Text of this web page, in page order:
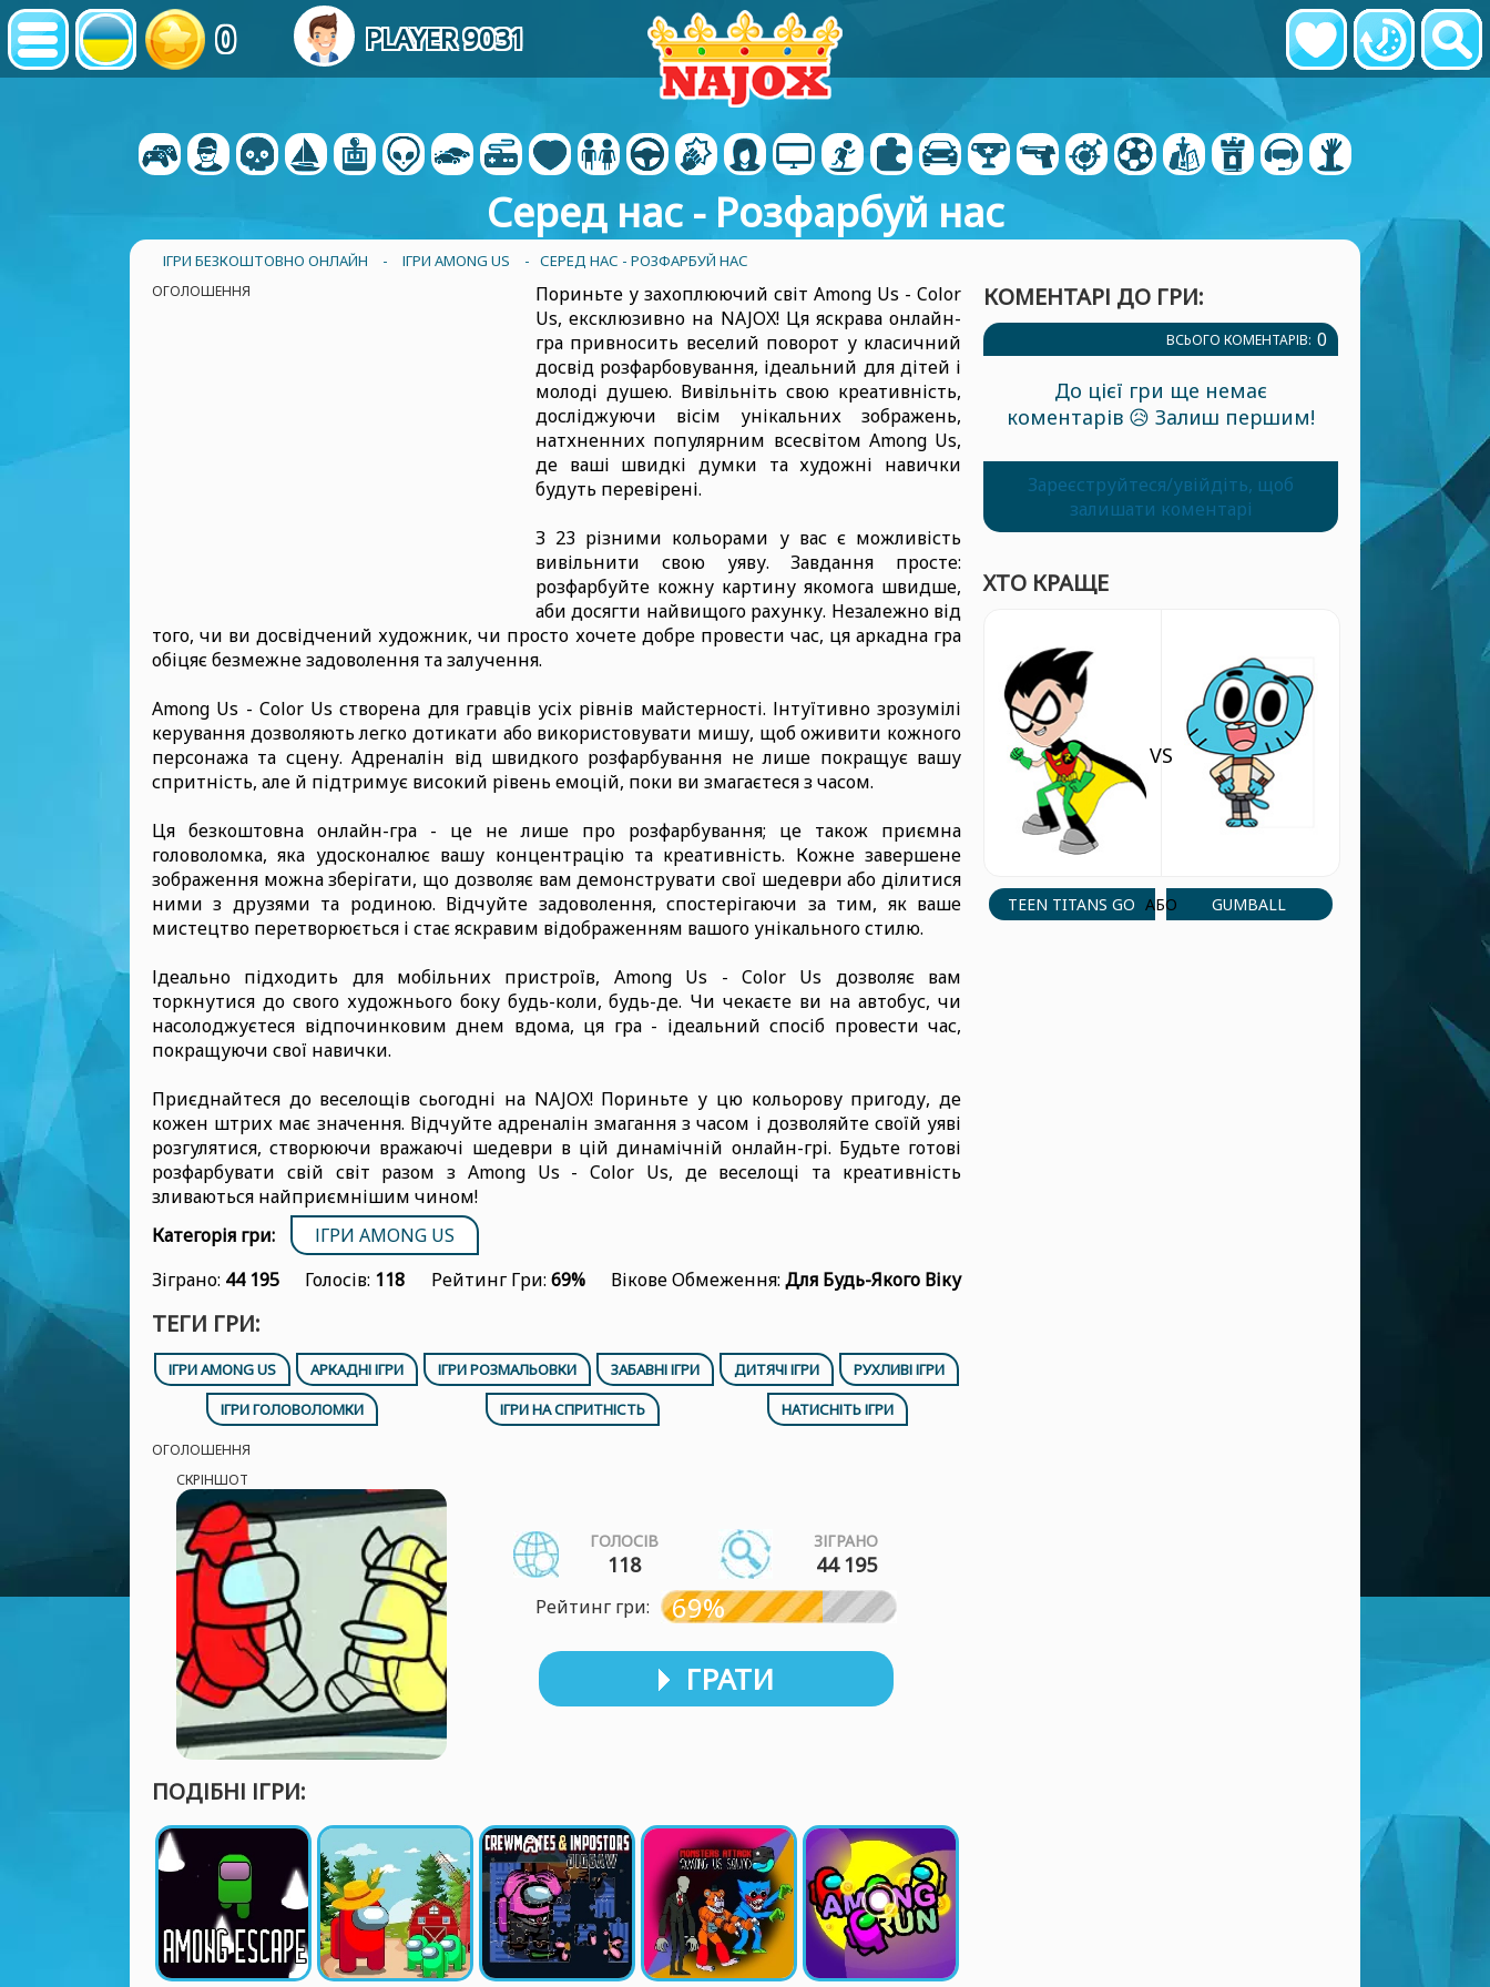
0 PLAYER 9031
Серед нас - Розфарбуй нас
ІГРИ БЕЗКОШТОВНО ОНЛАЙН - ІГРИ AMONG US - СЕРЕД НАС - РОЗФАРБУЙ НАС
ОГОЛОШЕННЯ
Пориньте у захоплюючий світ Among Us - Color
Us, ексклюзивно на NAJOX! Ця яскрава онлайн-
гра привносить веселий поворот у класичний
досвід розфарбовування, ідеальний для дітей і
молоді душею. Вивільніть свою креативність,
досліджуючи вісім унікальних зображень,
натхненних популярним всесвітом Among Us,
де ваші швидкі думки та художні навички
будуть перевірені.
З 23 різними кольорами у вас є можливість
вивільнити свою уяву. Завдання просте:
розфарбуйте кожну картину якомога швидше,
аби досягти найвищого рахунку. Незалежно від
того, чи ви досвідчений художник, чи просто хочете добре провести час, ця аркадна гра
обіцяє безмежне задоволення та залучення.
Among Us - Color Us створена для гравців усіх рівнів майстерності. Інтуїтивно зрозумілі
керування дозволяють легко дотикати або використовувати мишу, щоб оживити кожного
персонажа та сцену. Адреналін від швидкого розфарбування не лише покращує вашу
спритність, але й підтримує високий рівень емоцій, поки ви змагаєтеся з часом.
Ця безкоштовна онлайн-гра - це не лише про розфарбування; це також приємна
головоломка, яка удосконалює вашу концентрацію та креативність. Кожне завершене
зображення можна зберігати, що дозволяє вам демонструвати свої шедеври або ділитися
ними з друзями та родиною. Відчуйте задоволення, спостерігаючи за тим, як ваше
мистецтво перетворюється і стає яскравим відображенням вашого унікального стилю.
Ідеально підходить для мобільних пристроїв, Among Us - Color Us дозволяє вам
торкнутися до свого художнього боку будь-коли, будь-де. Чи чекаєте ви на автобус, чи
насолоджуєтеся відпочинковим днем вдома, ця гра - ідеальний спосіб провести час,
покращуючи свої навички.
Приєднайтеся до веселощів сьогодні на NAJOX! Пориньте у цю кольорову пригоду, де
кожен штрих має значення. Відчуйте адреналін змагання з часом і дозволяйте своїй уяві
розгулятися, створюючи вражаючі шедеври в цій динамічній онлайн-грі. Будьте готові
розфарбувати свій світ разом з Among Us - Color Us, де веселощі та креативність
зливаються найприємнішим чином!
Категорія гри:
ІГРИ AMONG US
Зіграно: 44 195 Голосів: 118 Рейтинг Гри: 69% Вікове Обмеження: Для Будь-Якого Віку
ТЕГИ ГРИ:
ІГРИ AMONG US АРКАДНІ ІГРИ ІГРИ РОЗМАЛЬОВКИ ЗАБАВНІ ІГРИ ДИТЯЧІ ІГРИ
РУХЛИВІ ІГРИ
ІГРИ ГОЛОВОЛОМКИ
ІГРИ НА СПРИТНІСТЬ НАТИСНІТЬ ІГРИ
ОГОЛОШЕННЯ
СКРІНШОТ
ГОЛОСІВ
118
ЗІГРАНО
44 195
Рейтинг гри: 69%
ГРАТИ
ПОДІБНІ ІГРИ:
КОМЕНТАРІ ДО ГРИ:
ВСЬОГО КОМЕНТАРІВ: 0
До цієї гри ще немає
коментарів 😥 Залиш першим!
Зареєструйтеся/увійдіть, щоб
залишати коментарі
ХТО КРАЩЕ
TEEN TITANS GO
VS
АБО GUMBALL